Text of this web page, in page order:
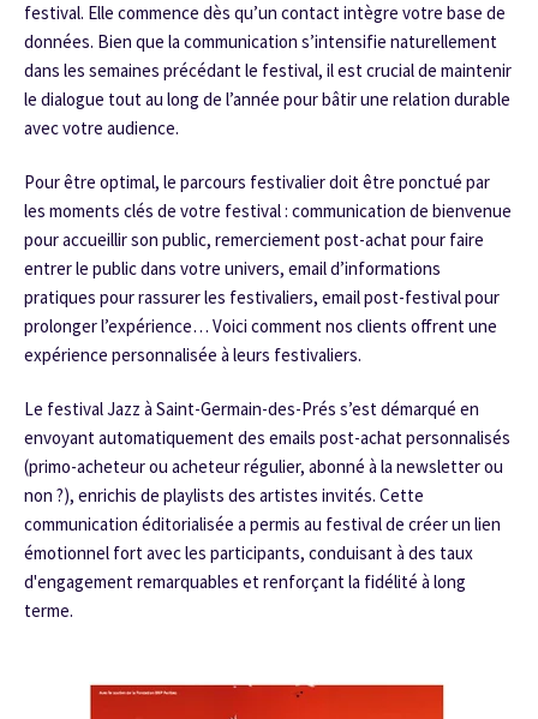
festival. Elle commence dès qu’un contact intègre votre base de
données. Bien que la communication s’intensifie naturellement
dans les semaines précédant le festival, il est crucial de maintenir
le dialogue tout au long de l’année pour bâtir une relation durable
avec votre audience.
Pour être optimal, le parcours festivalier doit être ponctué par
les moments clés de votre festival : communication de bienvenue
pour accueillir son public, remerciement post-achat pour faire
entrer le public dans votre univers, email d’informations
pratiques pour rassurer les festivaliers, email post-festival pour
prolonger l’expérience… Voici comment nos clients offrent une
expérience personnalisée à leurs festivaliers.
Le festival Jazz à Saint-Germain-des-Prés s’est démarqué en
envoyant automatiquement des emails post-achat personnalisés
(primo-acheteur ou acheteur régulier, abonné à la newsletter ou
non ?), enrichis de playlists des artistes invités. Cette
communication éditorialisée a permis au festival de créer un lien
émotionnel fort avec les participants, conduisant à des taux
d'engagement remarquables et renforçant la fidélité à long
terme.